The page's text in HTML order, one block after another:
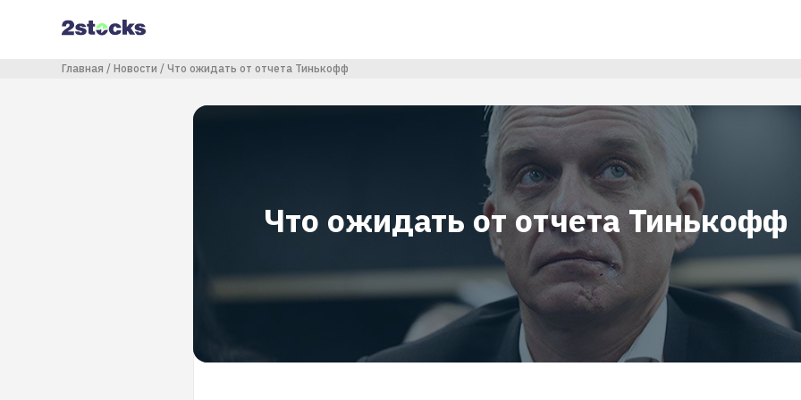
содержанию
Строка навигации
Главная Новости Что ожидать от отчета Тинькофф
Что ожидать от отчета Тинькофф